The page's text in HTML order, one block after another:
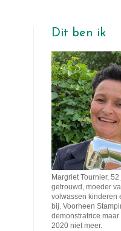
Dit ben ik
Margriet Tournier,
getrouwd, moeder
volwassen kinderen
bij. Voorheen
demonstratrice
2020 niet meer.